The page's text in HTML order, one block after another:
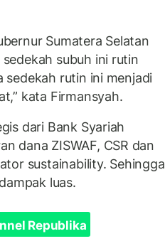
Sumatera Selatan
subuh ini rutin
sedekah rutin ini menjadi
kata Firmansyah.
dari Bank Syariah
dana ZISWAF, CSR dan
sustainability. Sehingga
luas.
Republika